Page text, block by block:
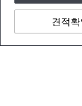
견적확